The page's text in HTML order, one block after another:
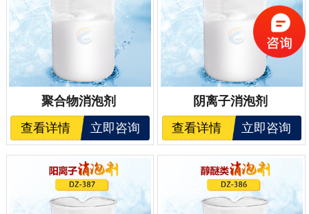
聚合物消泡剂
查看详情
立即咨询
阴离子消泡剂
查看详情
立即咨询